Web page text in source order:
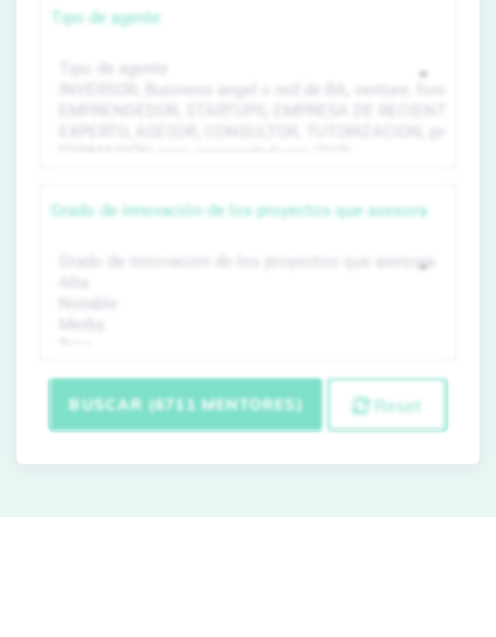
Tipo de agente
Grado de innovación de los proyectos que asesora
BUSCAR (6711 MENTORES) Reset